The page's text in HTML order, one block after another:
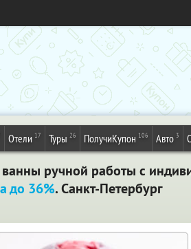
Отели 17 Туры 26 ПолучиКупон 106 Авто 3
ручной работы с
до 36%. Санкт-Петербург